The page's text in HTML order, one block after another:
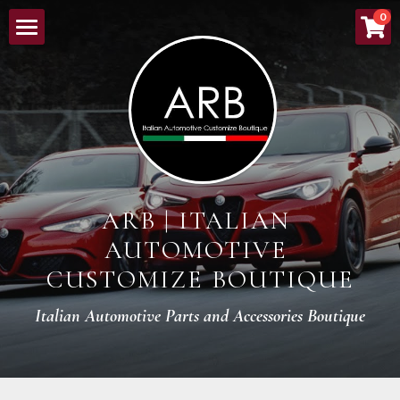
ARB | ITALIAN
AUTOMOTIVE
CUSTOMIZE BOUTIQUE
Italian Automotive Parts and Accessories Boutique
0
NEW ARRIVALS
LINEUP
ORDER PROCESS
BOUTIQUE
CONTACT
×
ストアカテゴリー
すべてのカテゴリー